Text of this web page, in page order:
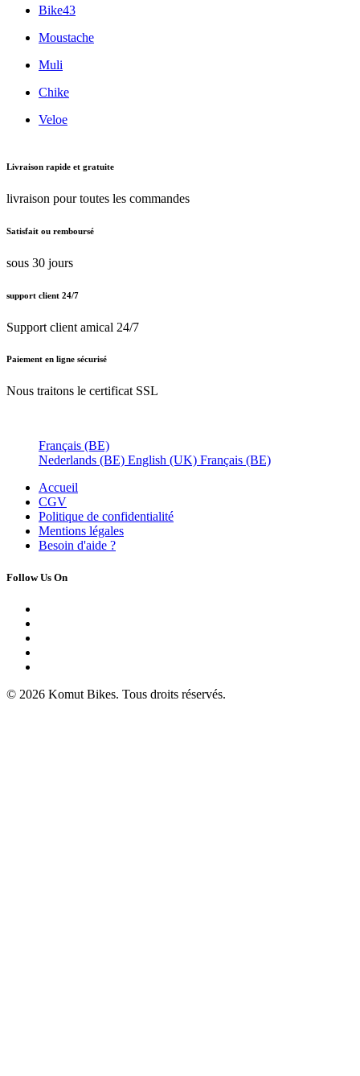
Bike43
Moustache
Muli
Chike
Veloe
Livraison rapide et gratuite
livraison pour toutes les commandes
Satisfait ou remboursé
sous 30 jours
support client 24/7
Support client amical 24/7
Paiement en ligne sécurisé
Nous traitons le certificat SSL
Français (BE)
Nederlands (BE) English (UK) Français (BE)
Accueil
CGV
Politique de confidentialité
Mentions légales
Besoin d'aide ?
Follow Us On
© 2026 Komut Bikes. Tous droits réservés.